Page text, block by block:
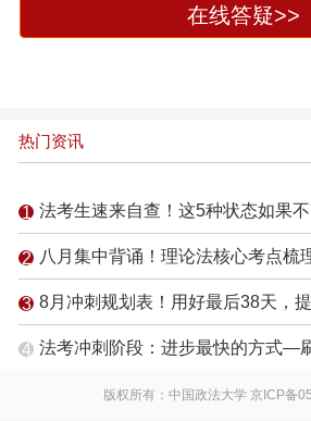
在线答疑>>
热门资讯
法考生速来自查！这5种状态如果不改
八月集中背诵！理论法核心考点梳
8月冲刺规划表！用好最后38天，
法考冲刺阶段：进步最快的方式—
版权所有：中国政法大学 京ICP备